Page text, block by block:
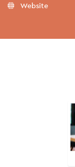
Website